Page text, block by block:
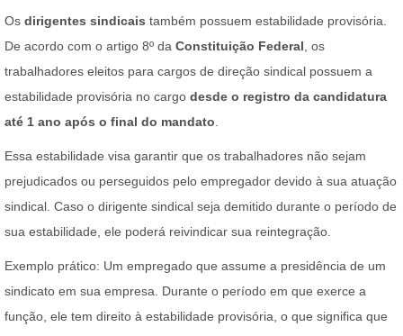
Os dirigentes sindicais também possuem estabilidade provisória.
De acordo com o artigo 8º da Constituição Federal , os
trabalhadores eleitos para cargos de direção sindical possuem a
estabilidade provisória no cargo desde o registro da candidatura
até 1 ano após o final do mandato
Essa estabilidade visa garantir que os trabalhadores não sejam
prejudicados ou perseguidos pelo empregador devido à sua atuação
sindical. Caso o dirigente sindical seja demitido durante o período de
sua estabilidade, ele poderá reivindicar sua reintegração.
Exemplo prático: Um empregado que assume a presidência de um
sindicato em sua empresa. Durante o período em que exerce a
função, ele tem direito à estabilidade provisória, o que significa que